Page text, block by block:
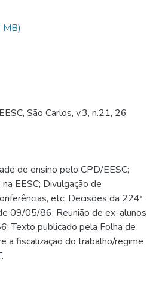
São Carlos, v.3, n.21, 26
de ensino pelo CPD/EESC;
EESC; Divulgação de
etc; Decisões da 224ª
09/05/86; Reunião de ex-alunos
Texto publicado pela Folha de
a fiscalização do trabalho/regime